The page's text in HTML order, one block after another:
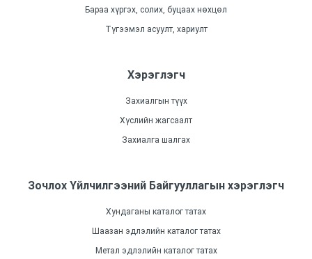
Бараа хүргэх, солих, буцаах нөхцөл
Түгээмэл асуулт, хариулт
Хэрэглэгч
Захиалгын түүх
Хүслийн жагсаалт
Захиалга шалгах
Зочлох Үйлчилгээний Байгууллагын хэрэглэгч
Хундаганы каталог татах
Шаазан эдлэлийн каталог татах
Метал эдлэлийн каталог татах